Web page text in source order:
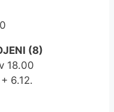
(8)
18.00
6.12.